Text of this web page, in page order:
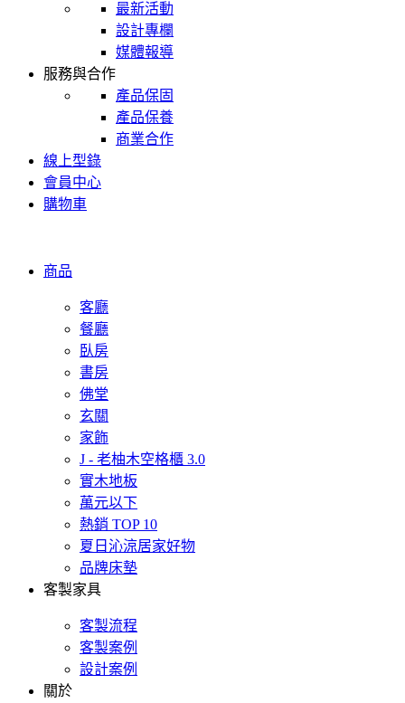
最新活動
設計專欄
媒體報導
服務與合作
產品保固
產品保養
商業合作
線上型錄
會員中心
購物車
商品
客廳
餐廳
臥房
書房
佛堂
玄關
家飾
J - 老柚木空格櫃 3.0
實木地板
萬元以下
熱銷 TOP 10
夏日沁涼居家好物
品牌床墊
客製家具
客製流程
客製案例
設計案例
關於